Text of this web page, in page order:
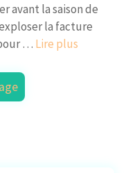
avant la saison de
la facture
… Lire plus